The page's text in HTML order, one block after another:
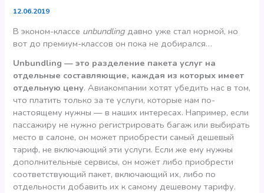
12.06.2019
В эконом-классе unbundling давно уже стал нормой, но
вот до премиум-классов он пока не добирался…
Unbundling — это разделение пакета услуг на
отдельные составляющие, каждая из которых имеет
отдельную цену. Авиакомпании хотят убедить нас в том,
что платить только за те услуги, которые нам по-
настоящему нужны — в наших интересах. Например, если
пассажиру не нужно регистрировать багаж или выбирать
место в салоне, он может приобрести самый дешевый
тариф, не включающий эти услуги. Если же ему нужны
дополнительные сервисы, он может либо приобрести
соответствующий пакет, включающий их, либо по
отдельности добавить их к самому дешевому тарифу.